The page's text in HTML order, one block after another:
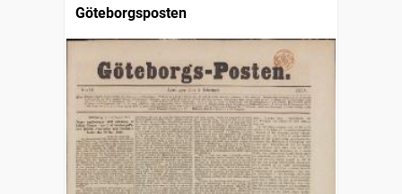
Göteborgsposten